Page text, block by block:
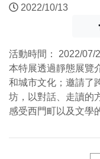
2022/10/13
活動時間：
2022/07/
本特展透過靜態展覽
和城市文化；邀請了
坊，以對話、走讀的
感受西門町以及文學